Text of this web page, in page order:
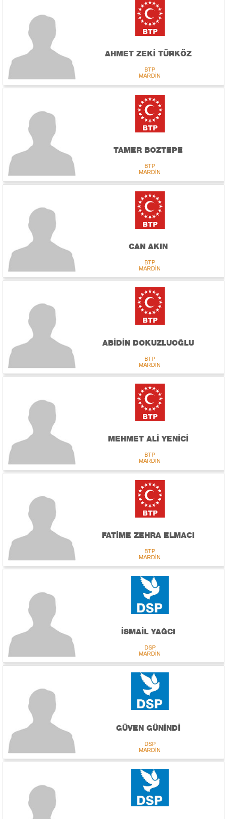
AHMET ZEKİ TÜRKÖZ
BTP
MARDİN
TAMER BOZTEPE
BTP
MARDİN
CAN AKIN
BTP
MARDİN
ABİDİN DOKUZLUOĞLU
BTP
MARDİN
MEHMET ALİ YENİCİ
BTP
MARDİN
FATİME ZEHRA ELMACI
BTP
MARDİN
İSMAİL YAĞCI
DSP
MARDİN
GÜVEN GÜNİNDİ
DSP
MARDİN